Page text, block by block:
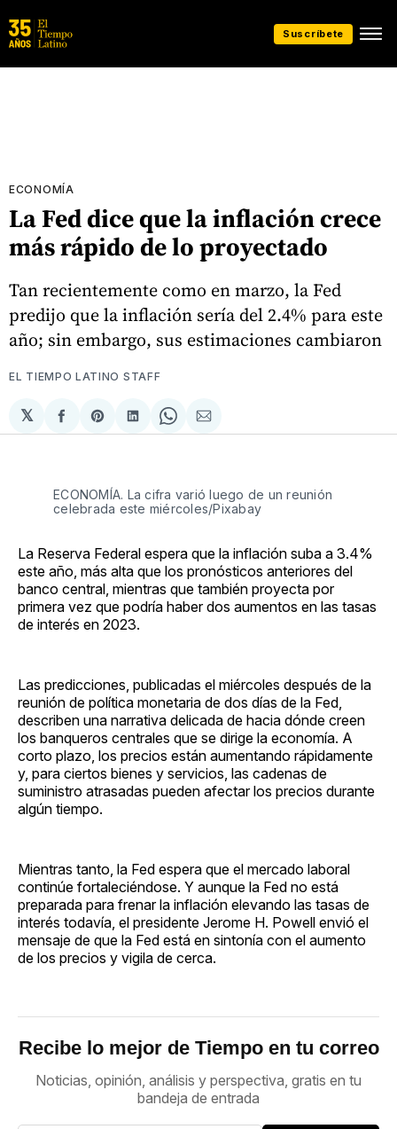
Suscríbete
ECONOMÍA
La Fed dice que la inflación crece
más rápido de lo proyectado
Tan recientemente como en marzo, la Fed
predijo que la inflación sería del 2.4% para este
año; sin embargo, sus estimaciones cambiaron
EL TIEMPO LATINO STAFF
𝕏
Compartir
en
Share
on
Compartir
en
Share
on
Compartir
via
ECONOMÍA. La cifra varió luego de un reunión
celebrada este miércoles/Pixabay
La Reserva Federal espera que la inflación suba a 3.4%
este año, más alta que los pronósticos anteriores del
banco central, mientras que también proyecta por
primera vez que podría haber dos aumentos en las tasas
de interés en 2023.
Las predicciones, publicadas el miércoles después de la
reunión de política monetaria de dos días de la Fed,
describen una narrativa delicada de hacia dónde creen
los banqueros centrales que se dirige la economía. A
corto plazo, los precios están aumentando rápidamente
y, para ciertos bienes y servicios, las cadenas de
suministro atrasadas pueden afectar los precios durante
algún tiempo.
Mientras tanto, la Fed espera que el mercado laboral
continúe fortaleciéndose. Y aunque la Fed no está
preparada para frenar la inflación elevando las tasas de
interés todavía, el presidente Jerome H. Powell envió el
mensaje de que la Fed está en sintonía con el aumento
de los precios y vigila de cerca.
Recibe lo mejor de Tiempo en tu correo
Noticias, opinión, análisis y perspectiva, gratis en tu
bandeja de entrada